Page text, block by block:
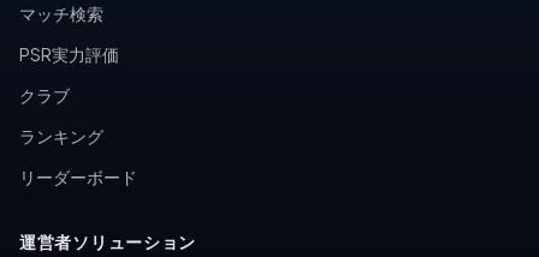
マッチ検索
PSR実力評価
クラブ
ランキング
リーダーボード
運営者ソリューション